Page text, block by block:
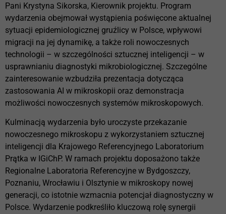
Pani Krystyna Sikorska, Kierownik projektu. Program
wydarzenia obejmował wystąpienia poświęcone aktualnej
sytuacji epidemiologicznej gruźlicy w Polsce, wpływowi
migracji na jej dynamikę, a także roli nowoczesnych
technologii – w szczególności sztucznej inteligencji – w
usprawnianiu diagnostyki mikrobiologicznej. Szczególne
zainteresowanie wzbudziła prezentacja dotycząca
zastosowania AI w mikroskopii oraz demonstracja
możliwości nowoczesnych systemów mikroskopowych.
Kulminacją wydarzenia było uroczyste przekazanie
nowoczesnego mikroskopu z wykorzystaniem sztucznej
inteligencji dla Krajowego Referencyjnego Laboratorium
Prątka w IGiChP. W ramach projektu doposażono także
Regionalne Laboratoria Referencyjne w Bydgoszczy,
Poznaniu, Wrocławiu i Olsztynie w mikroskopy nowej
generacji, co istotnie wzmacnia potencjał diagnostyczny w
Polsce. Wydarzenie podkreśliło kluczową rolę synergii